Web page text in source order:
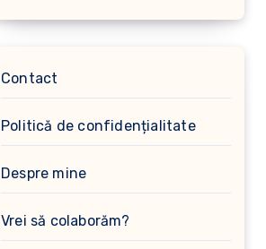
Contact
Politică de confidențialitate
Despre mine
Vrei să colaborăm?